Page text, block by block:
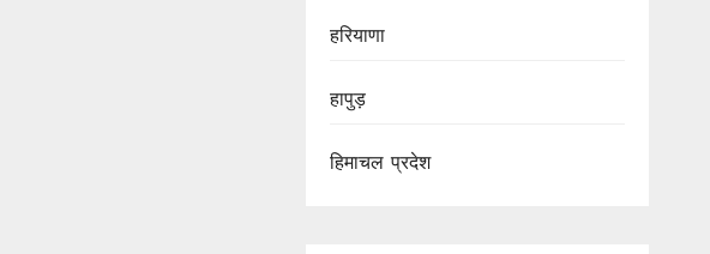
हरियाणा
हापुड़
हिमाचल प्रदेश